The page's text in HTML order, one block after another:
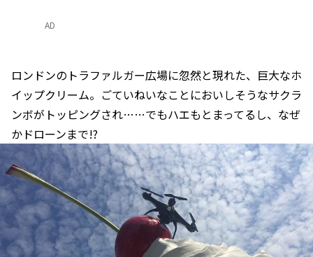
AD
ロンドンのトラファルガー広場に忽然と現れた、巨大なホ
イップクリーム。ごていねいなことにおいしそうなサクラ
ンボがトッピングされ……でもハエもとまってるし、なぜ
かドローンまで!?